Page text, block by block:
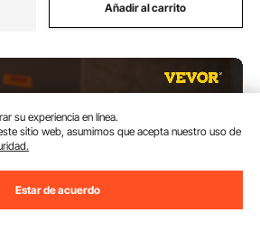
Añadir al carrito
su experiencia en línea.
sitio web, asumimos que acepta nuestro uso de
Estar de acuerdo